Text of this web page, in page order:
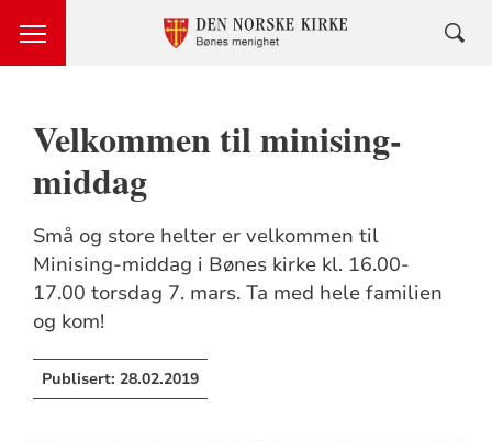
Velkommen til minising-
middag
Små og store helter er velkommen til
Minising-middag i Bønes kirke kl. 16.00-
17.00 torsdag 7. mars. Ta med hele familien
og kom!
Publisert: 28.02.2019